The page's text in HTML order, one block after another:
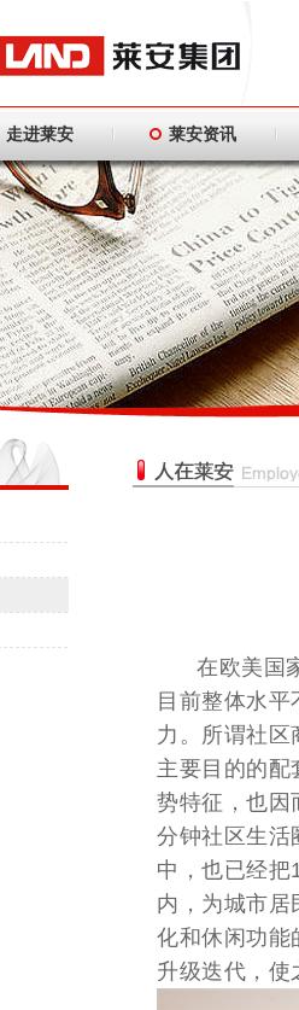
走进莱安 莱安资讯
在欧美国家
目前整体水
力。所谓社区
主要目的的配
势特征，也因
分钟社区生活
中，也已经把
内，为城市居
化和休闲功能
升级迭代，使